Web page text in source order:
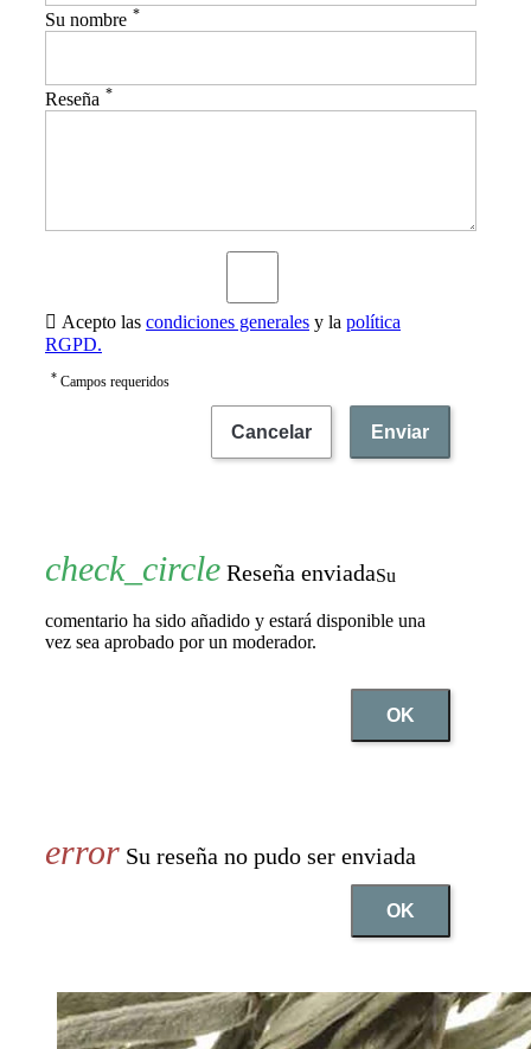
Su nombre *
Reseña *
 Acepto las condiciones generales y la política
RGPD.
* Campos requeridos
Cancelar Enviar
Reseña enviadaSu
comentario ha sido añadido y estará disponible una
vez sea aprobado por un moderador.
OK
Su reseña no pudo ser enviada
OK